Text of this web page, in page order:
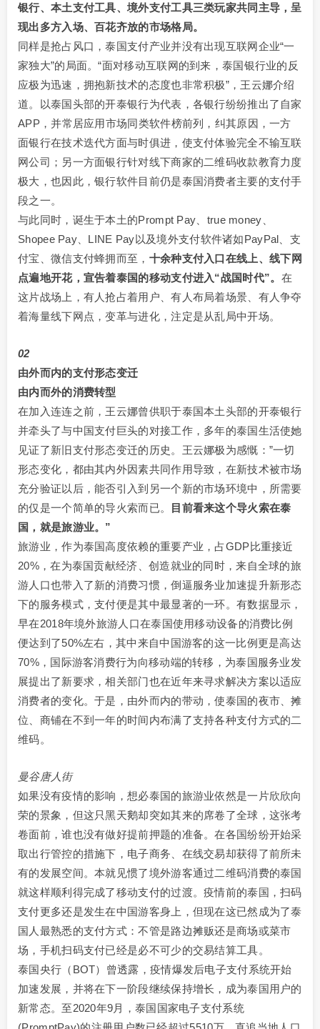
银行、本土支付工具、境外支付工具三类玩家共同主导，呈
现出多方入场、百花齐放的市场格局。
同样是抢占风口，泰国支付产业并没有出现互联网企业“一
家独大”的局面。“面对移动互联网的到来，泰国银行业的反
应极为迅速，拥抱新技术的态度也非常积极”，王云娜介绍
道。以泰国头部的开泰银行为代表，各银行纷纷推出了自家
APP，并常居应用市场同类软件榜前列，纠其原因，一方
面银行在技术迭代方面与时俱进，使支付体验完全不输互联
网公司；另一方面银行针对线下商家的二维码收款教育力度
极大，也因此，银行软件目前仍是泰国消费者主要的支付手
段之一。
与此同时，诞生于本土的Prompt Pay、true money、
Shopee Pay、LINE Pay以及境外支付软件诸如PayPal、支
付宝、微信支付蜂拥而至， 十余种支付入口在线上、线下网
点遍地开花，宣告着泰国的移动支付进入“战国时代”。 在
这片战场上，有人抢占着用户、有人布局着场景、有人争夺
着海量线下网点，变革与进化，注定是从乱局中开场。
02
由外而内的支付形态变迁
由内而外的消费转型
在加入连连之前，王云娜曾供职于泰国本土头部的开泰银行
并牵头了与中国支付巨头的对接工作，多年的泰国生活使她
见证了新旧支付形态变迁的历史。王云娜极为感慨：”一切
形态变化，都由其内外因素共同作用导致，在新技术被市场
充分验证以后，能否引入到另一个新的市场环境中，所需要
的仅是一个简单的导火索而已。
目前看来这个导火索在泰
国，就是旅游业。”
旅游业，作为泰国高度依赖的重要产业，占GDP比重接近
20%，在为泰国贡献经济、创造就业的同时，来自全球的旅
游人口也带入了新的消费习惯，倒逼服务业加速提升新形态
下的服务模式，支付便是其中最显著的一环。有数据显示，
早在2018年境外旅游人口在泰国使用移动设备的消费比例
便达到了50%左右，其中来自中国游客的这一比例更是高达
70%，国际游客消费行为向移动端的转移，为泰国服务业发
展提出了新要求，相关部门也在近年来寻求解决方案以适应
消费者的变化。于是，由外而内的带动，使泰国的夜市、摊
位、商铺在不到一年的时间内布满了支持各种支付方式的二
维码。
曼谷唐人街
如果没有疫情的影响，想必泰国的旅游业依然是一片欣欣向
荣的景象，但这只黑天鹅却突如其来的席卷了全球，这张考
卷面前，谁也没有做好提前押题的准备。在各国纷纷开始采
取出行管控的措施下，电子商务、在线交易却获得了前所未
有的发展空间。本就见惯了境外游客通过二维码消费的泰国
就这样顺利得完成了移动支付的过渡。疫情前的泰国，扫码
支付更多还是发生在中国游客身上，但现在这已然成为了泰
国人最熟悉的支付方式：不管是路边摊贩还是商场或菜市
场，手机扫码支付已经是必不可少的交易结算工具。
泰国央行（BOT）曾透露，疫情爆发后电子支付系统开始
加速发展，并将在下一阶段继续保持增长，成为泰国用户的
新常态。至2020年9月，泰国国家电子支付系统